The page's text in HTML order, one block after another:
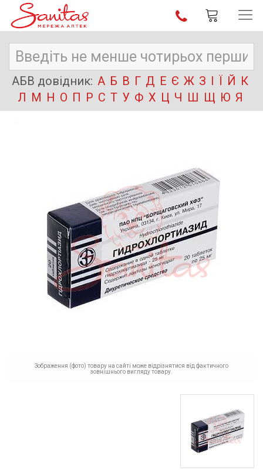
АБВ довідник: А Б В Г Д Е Є Ж З І Ї Й К
Л М Н О П Р С Т У Ф Х Ц Ч Ш Щ Ю Я
Зображення (фото) товару на сайті може відрізнятися від фактичного
зовнішнього вигляду товару.